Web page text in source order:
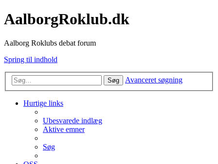
AalborgRoklub.dk
Aalborg Roklubs debat forum
Spring til indhold
Søg Avanceret søgning
Hurtige links
Ubesvarede indlæg
Aktive emner
Søg